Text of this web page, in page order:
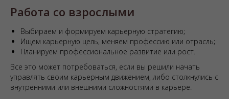
Работа со взрослыми
Выбираем и формируем карьерную стратегию;
Ищем карьерную цель, меняем профессию или отрасль;
Планируем профессиональное развитие или рост.
Все это может потребоваться, если вы решили начать
управлять своим карьерным движением, либо столкнулись с
внутренними или внешними сложностями в карьере.